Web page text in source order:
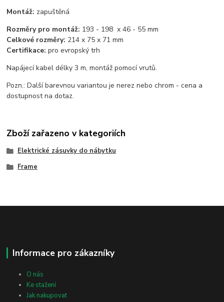
Montáž: zapuštěná
Rozměry pro montáž: 193 - 198 x 46 - 55 mm
Celkové rozměry: 214 x 75 x 71 mm
Certifikace: pro evropský trh
Napájecí kabel délky 3 m, montáž pomocí vrutů.
Pozn.: Další barevnou variantou je nerez nebo chrom - cena a
dostupnost na dotaz.
Zboží zařazeno v kategoriích
Elektrické zásuvky do nábytku
Frame
Informace pro zákazníky
O nás
Ke stažení
Jak nakupovat